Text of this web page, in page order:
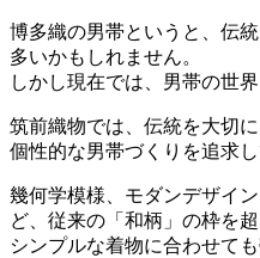
博多織の男帯というと、伝
多いかもしれません。
しかし現在では、男帯の世
筑前織物では、伝統を大切
個性的な男帯づくりを追求し
幾何学模様、モダンデザイ
ど、従来の「和柄」の枠を
シンプルな着物に合わせて